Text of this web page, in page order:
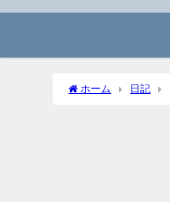
ホーム 日記